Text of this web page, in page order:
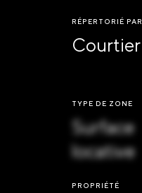
RÉPERTORIÉ PAR
Courtier
TYPE DE ZONE
Surface
locative
PROPRIÉTÉ